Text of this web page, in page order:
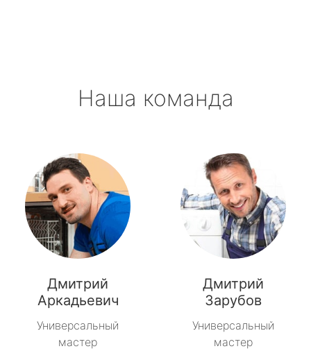
Наша команда
Дмитрий
Аркадьевич
Универсальный
мастер
Дмитрий
Зарубов
Универсальный
мастер